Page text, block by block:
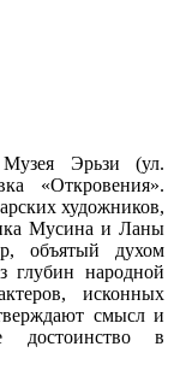
Эрьзи (ул.
«Откровения».
художников,
Мусина и Ланы
объятый духом
глубин народной
исконных
смысл и
достоинство в